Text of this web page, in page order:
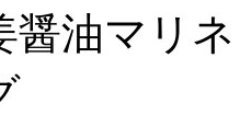
醤油マリネ